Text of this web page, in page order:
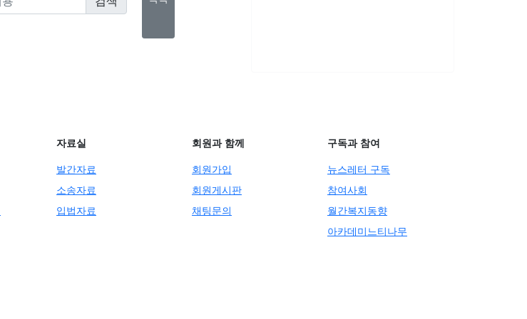
자료실
발간자료
소송자료
입법자료
회원과 함께
회원가입
회원게시판
채팅문의
구독과 참여
뉴스레터 구독
참여사회
월간복지동향
아카데미느티나무